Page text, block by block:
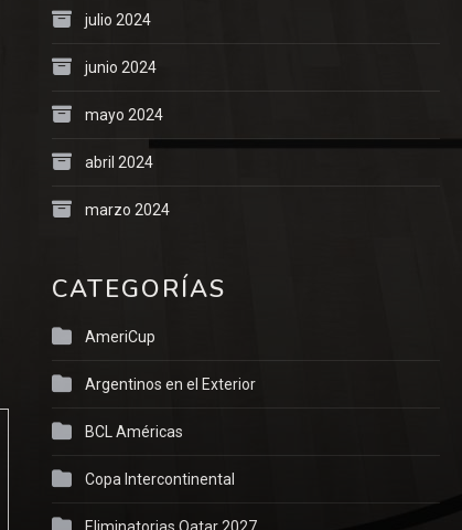
julio 2024
junio 2024
mayo 2024
abril 2024
marzo 2024
CATEGORÍAS
AmeriCup
Argentinos en el Exterior
BCL Américas
Copa Intercontinental
Eliminatorias Qatar 2027